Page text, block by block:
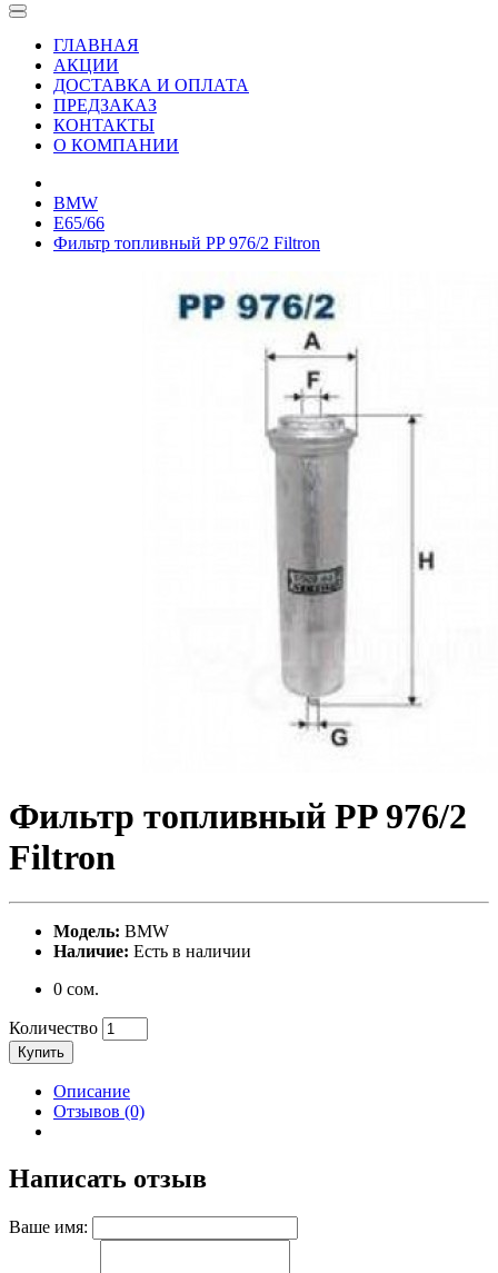
ГЛАВНАЯ
АКЦИИ
ДОСТАВКА И ОПЛАТА
ПРЕДЗАКАЗ
КОНТАКТЫ
О КОМПАНИИ
BMW
E65/66
Фильтр топливный PP 976/2 Filtron
Фильтр топливный PP 976/2
Filtron
Модель: BMW
Наличие: Есть в наличии
0 сом.
Количество
Купить
Описание
Отзывов (0)
Написать отзыв
Ваше имя: